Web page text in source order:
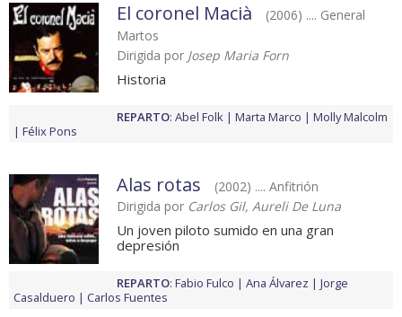
El coronel Macià
(2006) .... General
Martos
Dirigida por Josep Maria Forn
Historia
REPARTO: Abel Folk Marta Marco
Molly Malcolm
Félix Pons
Alas rotas
(2002) .... Anfitrión
Dirigida por Carlos Gil, Aureli De Luna
Un joven piloto sumido en una gran
depresión
REPARTO: Fabio Fulco Ana Álvarez
Jorge
Casalduero
Carlos Fuentes